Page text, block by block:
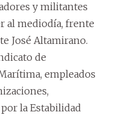
y militantes
al mediodía, frente
José Altamirano.
de
empleados
la Estabilidad